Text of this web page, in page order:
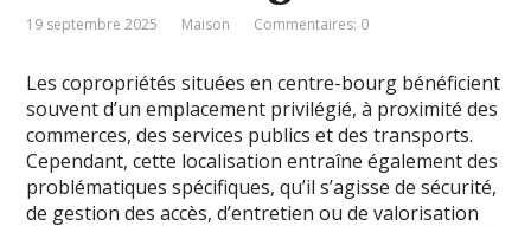
19 septembre 2025 Maison Commentaires: 0
Les copropriétés situées en centre-bourg bénéficient
souvent d’un emplacement privilégié, à proximité des
commerces, des services publics et des transports.
Cependant, cette localisation entraîne également des
problématiques spécifiques, qu’il s’agisse de sécurité,
de gestion des accès, d’entretien ou de valorisation